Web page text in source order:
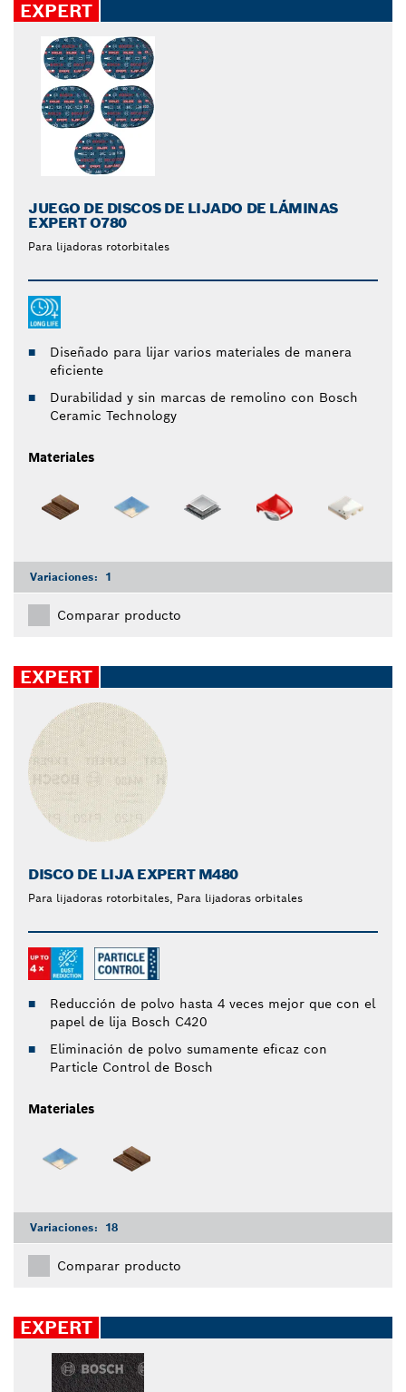
EXPERT
JUEGO DE DISCOS DE LIJADO DE LÁMINAS
EXPERT O780
Para lijadoras rotorbitales
Diseñado para lijar varios materiales de manera
eficiente
Durabilidad y sin marcas de remolino con Bosch
Ceramic Technology
Materiales
Variaciones: 1
Comparar producto
EXPERT
DISCO DE LIJA EXPERT M480
Para lijadoras rotorbitales, Para lijadoras orbitales
Reducción de polvo hasta 4 veces mejor que con el
papel de lija Bosch C420
Eliminación de polvo sumamente eficaz con
Particle Control de Bosch
Materiales
Variaciones: 18
Comparar producto
EXPERT